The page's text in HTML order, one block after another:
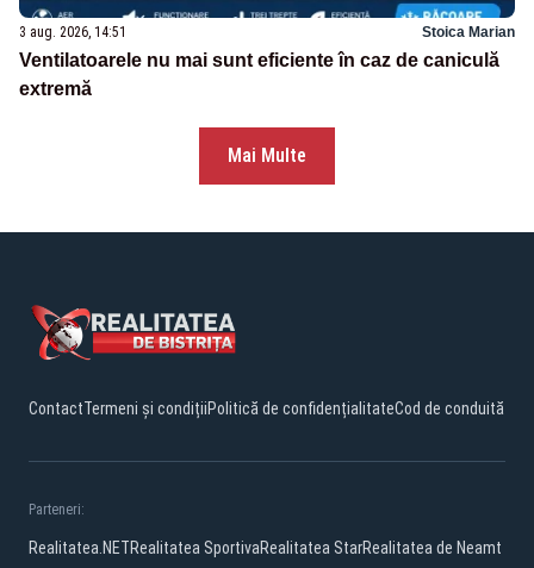
3 aug. 2026, 14:51 Stoica Marian
Ventilatoarele nu mai sunt eficiente în caz de caniculă
extremă
Mai Multe
ContactTermeni și condițiiPolitică de confidențialitateCod de conduită
Parteneri:
Realitatea.NETRealitatea SportivaRealitatea StarRealitatea de Neamt